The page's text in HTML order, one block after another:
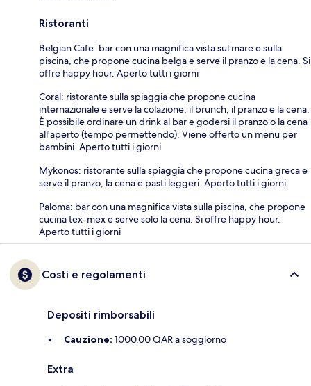
Ristoranti
Belgian Cafe: bar con una magnifica vista sul mare e sulla
piscina, che propone cucina belga e serve il pranzo e la cena. Si
offre happy hour. Aperto tutti i giorni
Coral: ristorante sulla spiaggia che propone cucina
internazionale e serve la colazione, il brunch, il pranzo e la cena.
È possibile ordinare un drink al bar e godersi il pranzo o la cena
all'aperto (tempo permettendo). Viene offerto un menu per
bambini. Aperto tutti i giorni
Mykonos: ristorante sulla spiaggia che propone cucina greca e
serve il pranzo, la cena e pasti leggeri. Aperto tutti i giorni
Paloma: bar con una magnifica vista sulla piscina, che propone
cucina tex-mex e serve solo la cena. Si offre happy hour.
Aperto tutti i giorni
Costi e regolamenti
Depositi rimborsabili
Cauzione: 1000.00 QAR a soggiorno
Extra